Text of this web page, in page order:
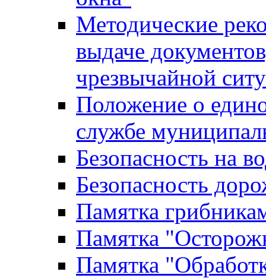
Методические
выдаче
чрезвычайной
Положение о
службе
Безопасность на
Безопасность
Памятка
Памятка
Памятка